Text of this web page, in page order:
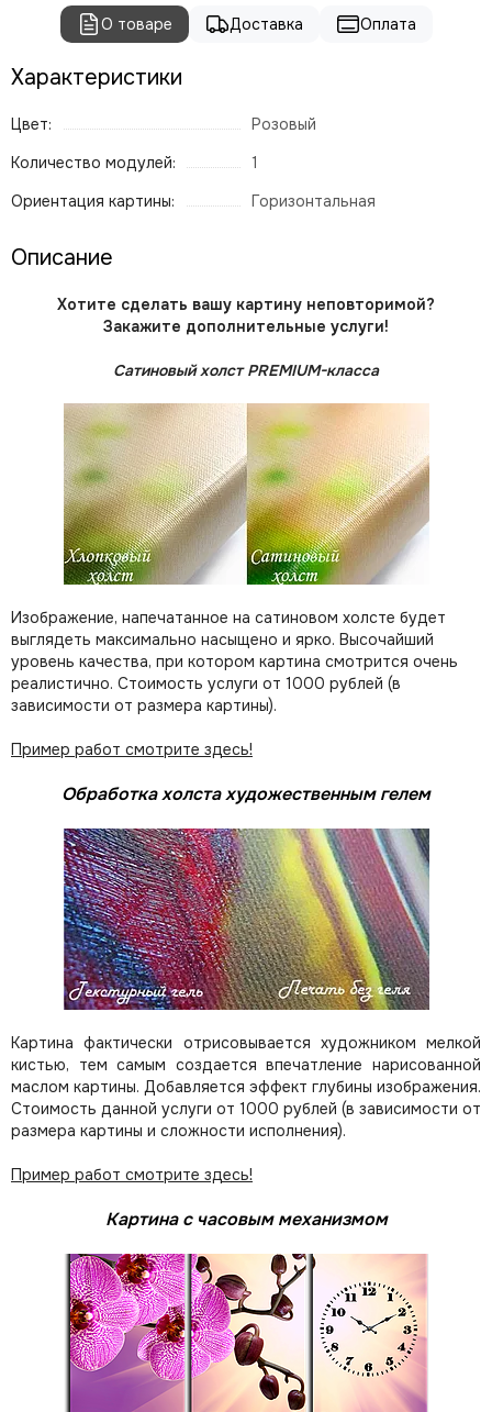
О товаре Доставка Оплата
Характеристики
Цвет:
Розовый
Количество модулей:
1
Ориентация картины:
Горизонтальная
Описание
Хотите сделать вашу картину неповторимой?
Закажите дополнительные услуги!
Сатиновый холст PREMIUM-класса
Изображение, напечатанное на сатиновом холсте будет
выглядеть максимально насыщено и ярко. Высочайший
уровень качества, при котором картина смотрится очень
реалистично. Стоимость услуги от 1000 рублей (в
зависимости от размера картины).
Пример работ смотрите здесь!
Обработка холста художественным гелем
Картина фактически отрисовывается художником мелкой
кистью, тем самым создается впечатление нарисованной
маслом картины. Добавляется эффект глубины изображения.
Стоимость данной услуги от 1000 рублей (в зависимости от
размера картины и сложности исполнения).
Пример работ смотрите здесь!
Картина с часовым механизмом